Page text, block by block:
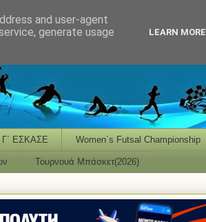
Γ΄ ΕΣΚΑΣΕ Women΄s Futsal Championship
Τουρνουά Μπάσκετ(2026)
and user-agent
generate usage
LEARN MORE